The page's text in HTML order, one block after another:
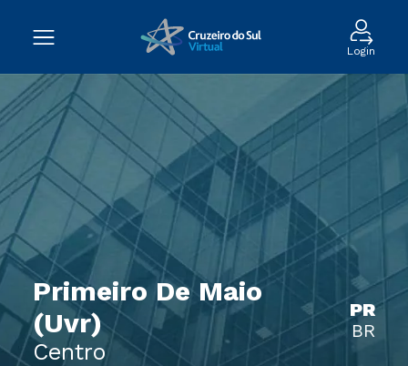
Login
Primeiro De Maio
(Uvr)
Centro
PR
BR